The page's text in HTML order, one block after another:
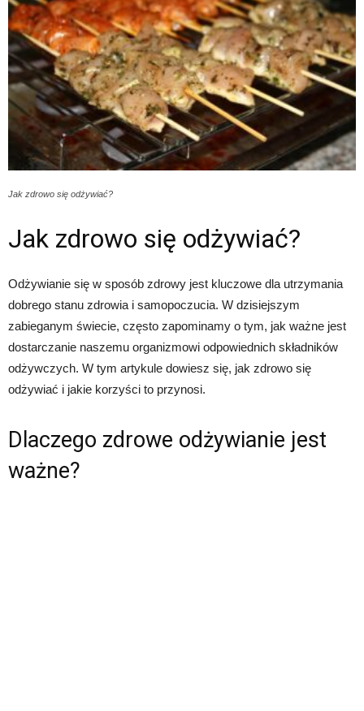
Jak zdrowo się odżywiać?
Jak zdrowo się odżywiać?
Odżywianie się w sposób zdrowy jest kluczowe dla utrzymania
dobrego stanu zdrowia i samopoczucia. W dzisiejszym
zabieganym świecie, często zapominamy o tym, jak ważne jest
dostarczanie naszemu organizmowi odpowiednich składników
odżywczych. W tym artykule dowiesz się, jak zdrowo się
odżywiać i jakie korzyści to przynosi.
Dlaczego zdrowe odżywianie jest
ważne?